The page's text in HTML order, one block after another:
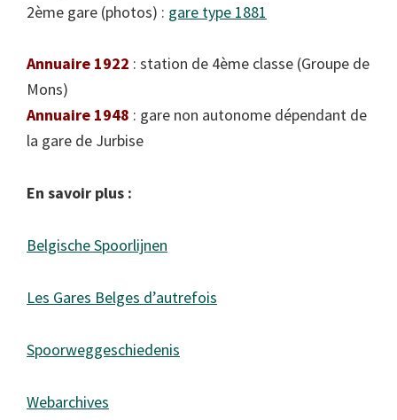
2ème gare (photos) : gare type 1881
Annuaire 1922 : station de 4ème classe (Groupe de
Mons)
Annuaire 1948 : gare non autonome dépendant de
la gare de Jurbise
En savoir plus :
Belgische Spoorlijnen
Les Gares Belges d’autrefois
Spoorweggeschiedenis
Webarchives